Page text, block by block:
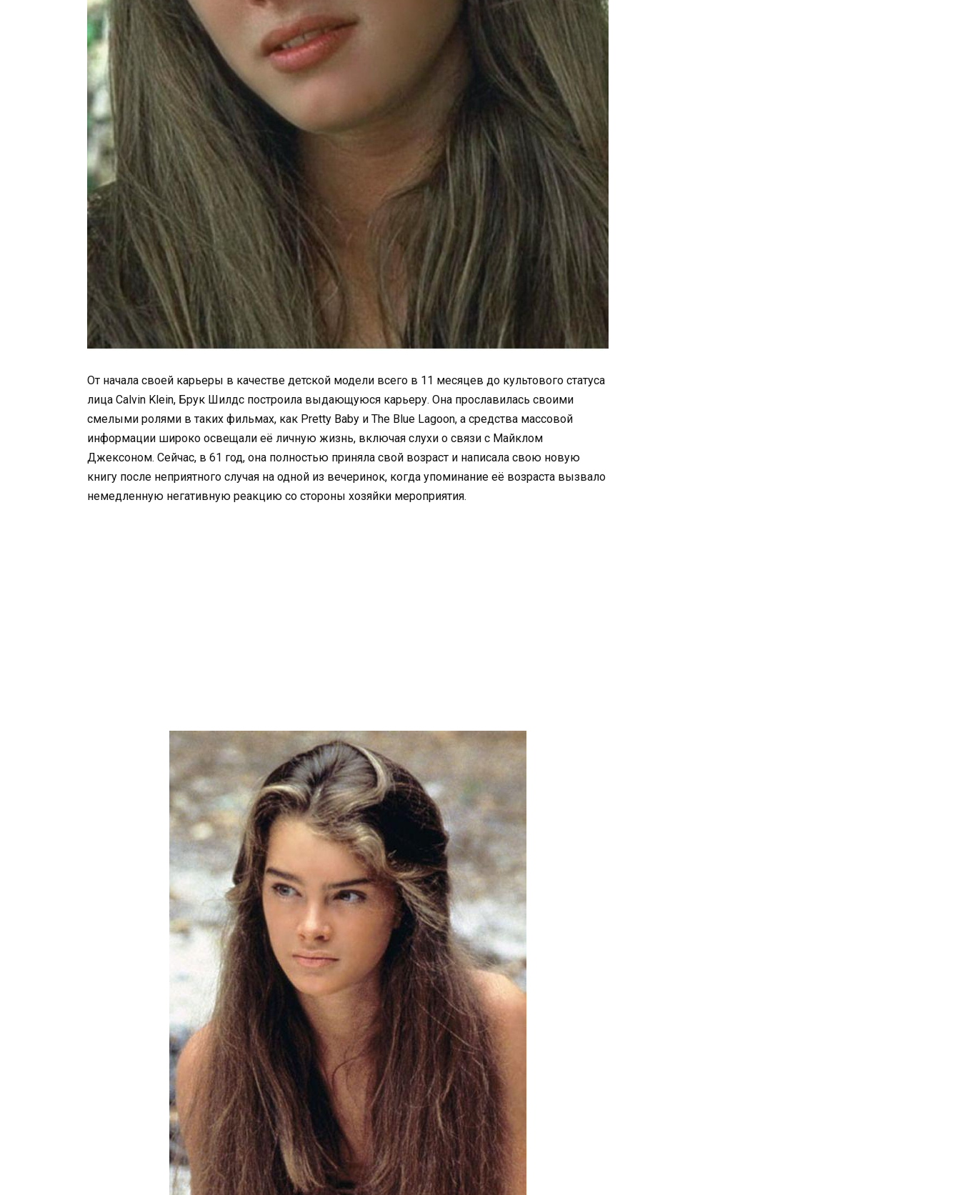
От начала своей карьеры в качестве детской модели всего в 11 месяцев до культового статуса
лица Calvin Klein, Брук Шилдс построила выдающуюся карьеру. Она прославилась своими
смелыми ролями в таких фильмах, как Pretty Baby и The Blue Lagoon, а средства массовой
информации широко освещали её личную жизнь, включая слухи о связи с Майклом
Джексоном. Сейчас, в 61 год, она полностью приняла свой возраст и написала свою новую
книгу после неприятного случая на одной из вечеринок, когда упоминание её возраста вызвало
немедленную негативную реакцию со стороны хозяйки мероприятия.